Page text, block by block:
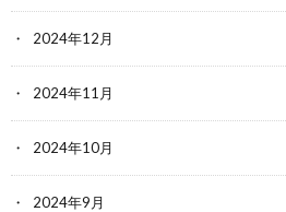
2024年12月
2024年11月
2024年10月
2024年9月